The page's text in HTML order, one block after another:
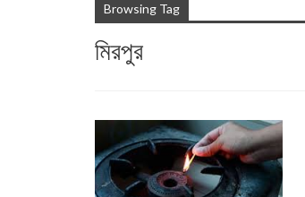
Browsing Tag
মিরপুর